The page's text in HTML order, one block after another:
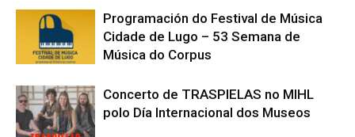
Programación do Festival de Música
Cidade de Lugo – 53 Semana de
Música do Corpus
Concerto de TRASPIELAS no MIHL
polo Día Internacional dos Museos